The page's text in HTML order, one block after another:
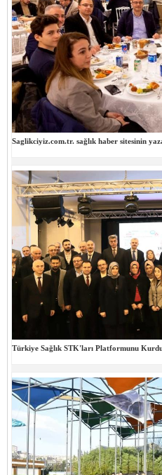
Saglikciyiz.com.tr. sağlık haber sitesinin
Türkiye Sağlık STK'ları Platformunu